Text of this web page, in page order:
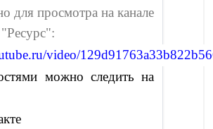
для просмотра на канале
video/
можно следить на